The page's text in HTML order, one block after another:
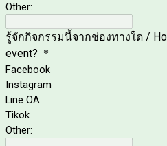
Other:
รู้จักกิจกรรมนี้จากช่องทางใด /
event? *
Facebook
Instagram
Line OA
Tikok
Other: